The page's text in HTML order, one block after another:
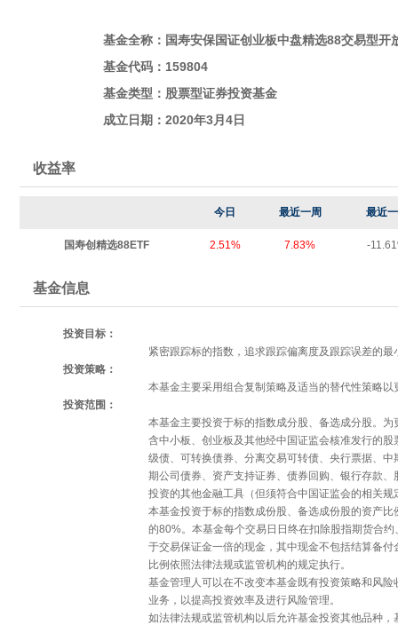
基金全称：国寿安保国证创业板中盘精选88交易型开
基金代码：159804
基金类型：股票型证券投资基金
成立日期：2020年3月4日
收益率
今日 最近一周 最近
国寿创精选88ETF 2.51% 7.83% -
基金信息
投资目标：
紧密跟踪标的指数，追求跟踪偏离度及跟踪误差的最
投资策略：
本基金主要采用组合复制策略及适当的替代性策略
投资范围：
本基金主要投资于标的指数成分股、备选成分股。
含中小板、创业板及其他经中国证监会核准发行的
级债、可转换债券、分离交易可转债、央行票据、
期公司债券、资产支持证券、债券回购、银行存款
投资的其他金融工具（但须符合中国证监会的相关规
本基金投资于标的指数成份股、备选成份股的资产
的80%。本基金每个交易日日终在扣除股指期货合
于交易保证金一倍的现金，其中现金不包括结算备
比例依照法律法规或监管机构的规定执行。
基金管理人可以在不改变本基金既有投资策略和风
业务，以提高投资效率及进行风险管理。
如法律法规或监管机构以后允许基金投资其他品种